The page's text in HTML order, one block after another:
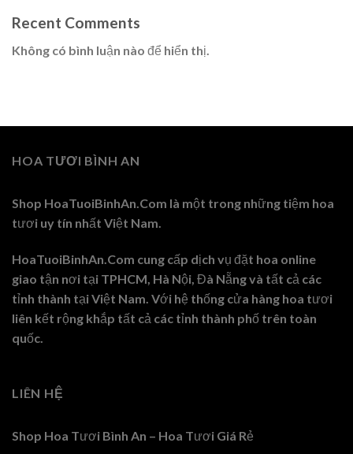
Recent Comments
Không có bình luận nào để hiển thị.
HOA TƯƠI BÌNH AN
Shop HoaTuoiBinhAn.Com là một trong những tiệm hoa
tươi uy tín nhất Việt Nam.
HoaTuoiBinhAn.Com cung cấp dịch vụ đặt hoa online
giao tận nơi tại TPHCM, Hà Nội, Đà Nẵng và tất cả các
tỉnh thành tại Việt Nam. Với hệ thống cửa hàng hoa tươi
liên kết rộng khắp tất cả các tỉnh thành phố trên toàn
quốc.
LIÊN HỆ
Shop Hoa Tươi Bình An – Hoa Tươi Giá Rẻ